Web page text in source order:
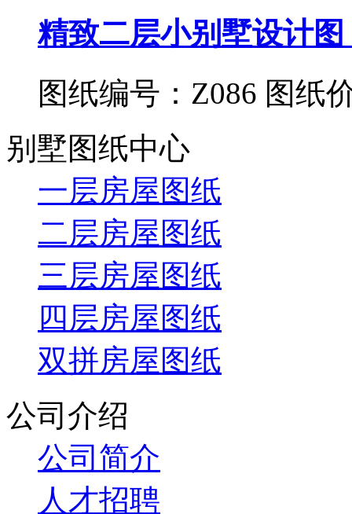
精致二层小别墅设计
图纸编号：Z086 图纸
别墅图纸中心
一层房屋图纸
二层房屋图纸
三层房屋图纸
四层房屋图纸
双拼房屋图纸
公司介绍
公司简介
人才招聘